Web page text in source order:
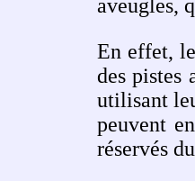
aveugles,
En effet,
des pistes
utilisant
peuvent
réservés